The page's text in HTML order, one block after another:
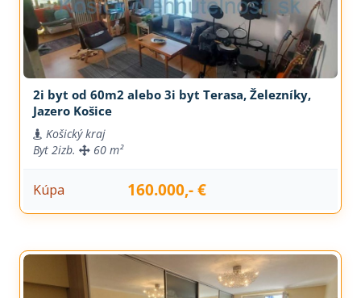
2i byt od 60m2 alebo 3i byt Terasa, Železníky,
Jazero Košice
Košický kraj
Byt 2izb. 60 m²
Kúpa 160.000,- €